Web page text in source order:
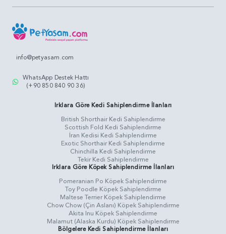
info@petyasam.com
WhatsApp Destek Hattı
(+90 850 840 90 36)
Irklara Göre Kedi Sahiplendirme İlanları
British Shorthair Kedi Sahiplendirme
Scottish Fold Kedi Sahiplendirme
İran Kedisi Kedi Sahiplendirme
Exotic Shorthair Kedi Sahiplendirme
Chinchilla Kedi Sahiplendirme
Tekir Kedi Sahiplendirme
Irklara Göre Köpek Sahiplendirme İlanları
Pomeranian Po Köpek Sahiplendirme
Toy Poodle Köpek Sahiplendirme
Maltese Terrier Köpek Sahiplendirme
Chow Chow (Çin Aslanı) Köpek Sahiplendirme
Akita Inu Köpek Sahiplendirme
Malamut (Alaska Kurdu) Köpek Sahiplendirme
Bölgelere Kedi Sahiplendirme İlanları